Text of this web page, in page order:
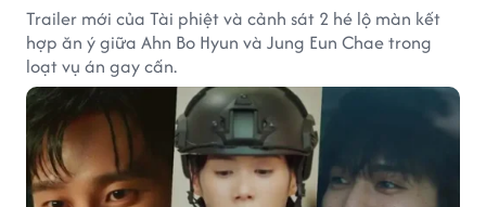
Trailer mới của Tài phiệt và cảnh sát 2 hé lộ màn kết
hợp ăn ý giữa Ahn Bo Hyun và Jung Eun Chae trong
loạt vụ án gay cấn.